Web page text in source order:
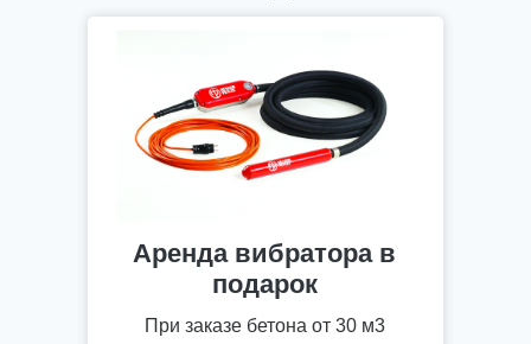
При заказе бетона от 30 м3
Аренда вибратора в
подарок